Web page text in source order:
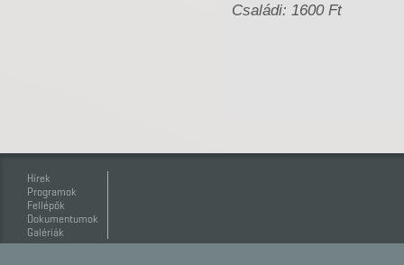
Családi: 1600 Ft
Hírek
Programok
Fellépők
Dokumentumok
Galériák